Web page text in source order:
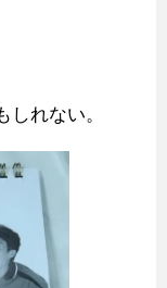
れない。